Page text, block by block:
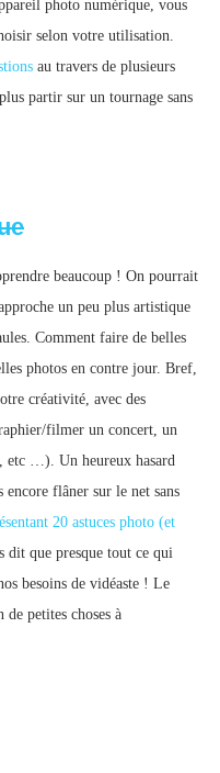
photo numérique, vous
selon votre utilisation.
au travers de plusieurs
partir sur un tournage sans
beaucoup ! On pourrait
un peu plus artistique
Comment faire de belles
photos en contre jour. Bref,
créativité, avec des
filmer un concert, un
etc …). Un heureux hasard
encore flâner sur le net sans
20 astuces photo (et
dit que presque tout ce qui
besoins de vidéaste ! Le
petites choses à